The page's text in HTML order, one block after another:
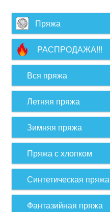
Пряжа
РАСПРОДАЖА!!!
Вся пряжа
Летняя пряжа
Зимняя пряжа
Пряжа с хлопком
Синтетическая пряжа
Фантазийная пряжа